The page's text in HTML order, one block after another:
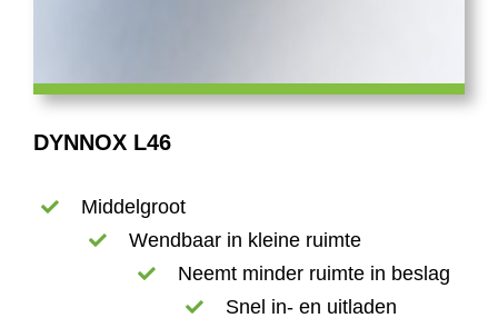
DYNNOX L46
Middelgroot
Wendbaar in kleine ruimte
Neemt minder ruimte in beslag
Snel in- en uitladen